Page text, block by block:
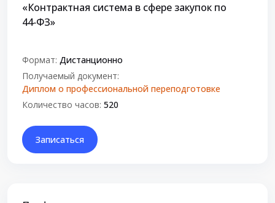
«Контрактная система в сфере закупок по
44‑ФЗ»
Формат: Дистанционно
Получаемый документ:
Диплом о профессиональной переподготовке
Количество часов: 520
Записаться